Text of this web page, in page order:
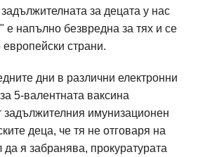
за децата у нас
е напълно безвредна за тях и се
европейски страни.
дни в различни електронни
5-валентната ваксина
задължителния имунизационен
деца, че тя не отговаря на
я забранява, прокуратурата